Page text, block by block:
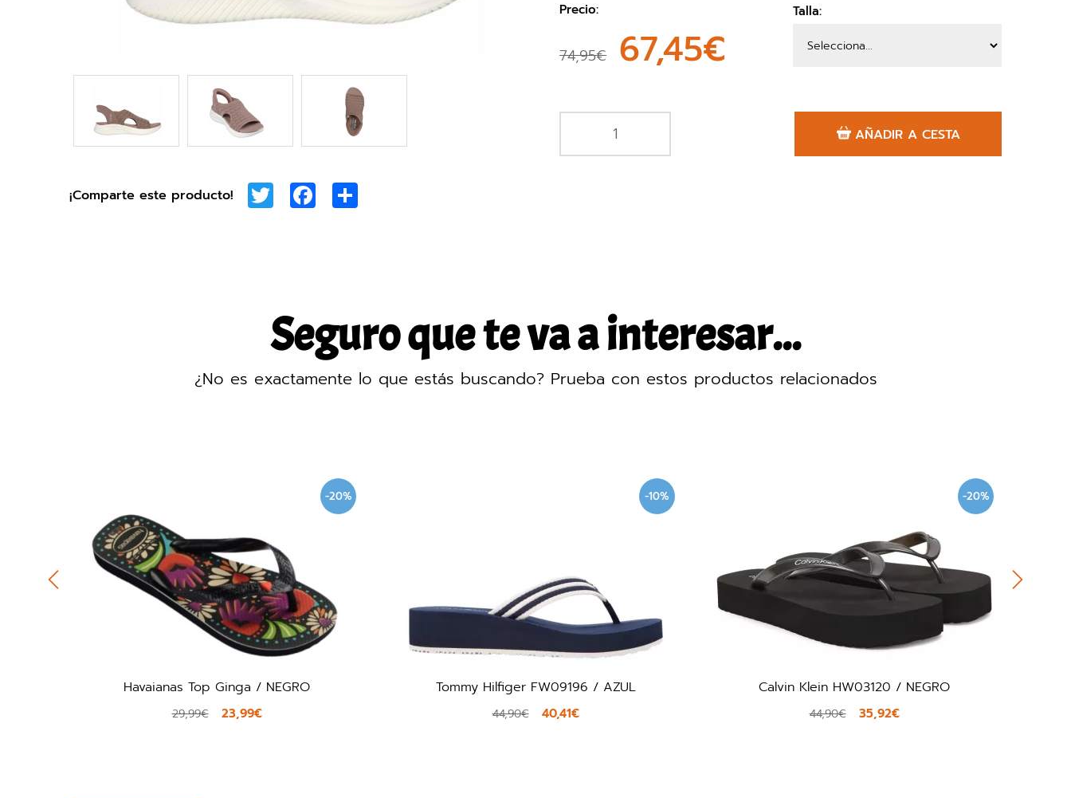
¡Comparte este producto! Twitter Facebook
Precio:
74,95€ 67,45€
Talla:
AÑADIR A CESTA
Seguro que te va a interesar...
¿No es exactamente lo que estás buscando? Prueba con estos productos relacionados
Tommy Hilfiger FW09196 / AZUL Calvin Klein HW03120 / NEGRO Clarks Mira Bay / STONE